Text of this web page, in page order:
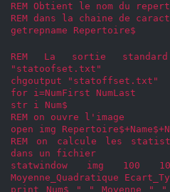
REM Obtient le nom du
REM dans la chaine de
getrepname Repertoire$
REM La sortie
"statoofset.txt"
chgoutput "statoffset.txt"
for i=NumFirst NumLast
str i Num$
REM on ouvre l'image
open img
REM on calcule les
dans un fichier
statwindow img 100
Moyenne_Quadratique
print Num$ " " Moyenne " "